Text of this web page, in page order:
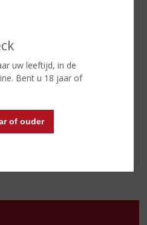
uw leeftijd, in de
Bent u 18 jaar of
of ouder